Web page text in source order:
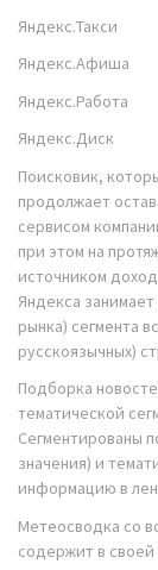
Яндекс.Такси
Яндекс.Афиша
Яндекс.Работа
Яндекс.Диск
Поисковик,
продолжает
сервисом
при этом на
источником
Яндекса
рынка) сегмента
русскоязычных)
Подборка
тематической
Сегментированы
значения) и
информацию в
Метеосводка со
содержит в